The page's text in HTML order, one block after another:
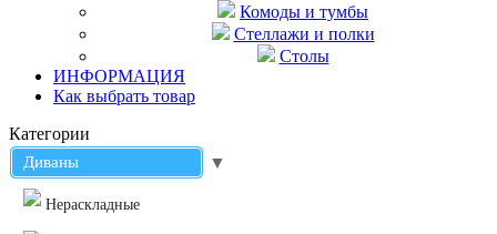
Комоды и тумбы
Стеллажи и полки
Столы
ИНФОРМАЦИЯ
Как выбрать товар
Категории
Диваны ▼
Нераскладные